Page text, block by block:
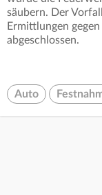
säubern. Der
Ermittlungen
abgeschlossen.
Auto